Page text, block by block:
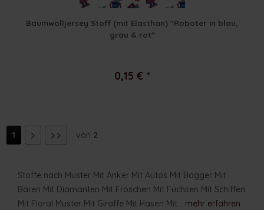
Baumwolljersey Stoff (mit Elasthan) "Roboter in blau,
grau & rot"
0,15 € *
1 von 2
Stoffe nach Muster Mit Anker Mit Autos Mit Bagger Mit
Bären Mit Diamanten Mit Fröschen Mit Füchsen Mit Schiffen
Mit Floral Muster Mit Giraffe Mit Hasen Mit... mehr erfahren